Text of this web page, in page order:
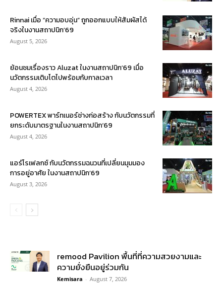
Rinnai เมื่อ “ความอบอุ่น” ถูกออกแบบให้สัมผัสได้
จริงในงานสถาปนิก’69
August 5, 2026
ย้อนชมเรื่องราว Aluzat ในงานสถาปนิก’69 เมื่อ
นวัตกรรมเติบโตไปพร้อมกับกาลเวลา
August 4, 2026
POWERTEX พาร์ทเนอร์ช่างก่อสร้าง กับนวัตกรรมที่
ยกระดับมาตรฐานในงานสถาปนิก’69
August 4, 2026
แอร์โรเฟลกซ์ กับนวัตกรรมฉนวนที่เปลี่ยนมุมมอง
การอยู่อาศัย ในงานสถาปนิก’69
August 3, 2026
remood Pavilion พื้นที่ที่ความสวยงามและ
ความยั่งยืนอยู่ร่วมกัน
Kemisara - August 7, 2026